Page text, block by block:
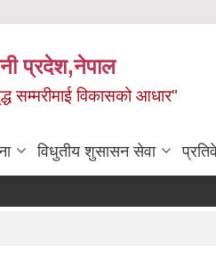
प्रदेश,नेपाल
सम्मरीमाई विकासको आधार"
विधुतीय शुसासन सेवा